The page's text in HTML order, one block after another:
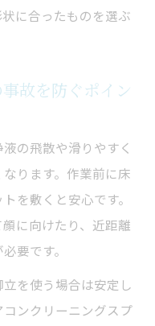
に合ったものを選ぶ
故を防ぐポイン
の飛散や滑りやすく
ります。作業前に床
を敷くと安心です。
に向けたり、近距離
要です。
を使う場合は安定し
ンクリーニングスプ